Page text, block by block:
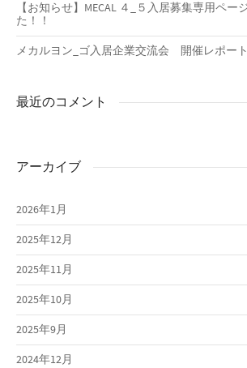
【お知らせ】MECAL ４_５入居募集専用ペー
た！！
メカルヨン_ゴ入居企業交流会 開催レポート
最近のコメント
アーカイブ
2026年1月
2025年12月
2025年11月
2025年10月
2025年9月
2024年12月